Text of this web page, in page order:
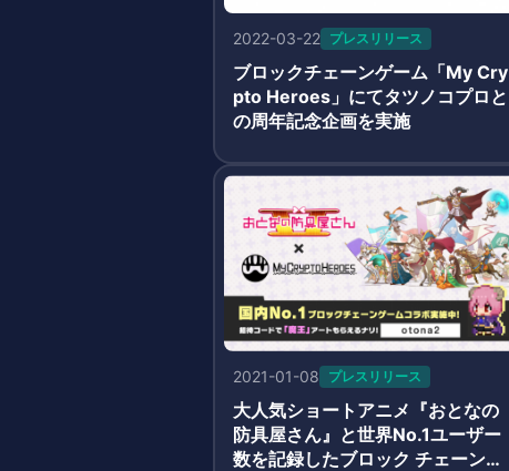
2022-03-22 プレスリリース
ブロックチェーンゲーム「My Cry
pto Heroes」にてタツノコプロと
の周年記念企画を実施
2021-01-08 プレスリリース
大人気ショートアニメ『おとなの
防具屋さん』と世界No.1ユーザー
数を記録したブロック チェーンゲ